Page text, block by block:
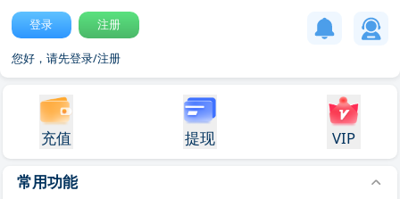
登录 注册
您好，请先登录/注册
充值 提现 VIP
常用功能